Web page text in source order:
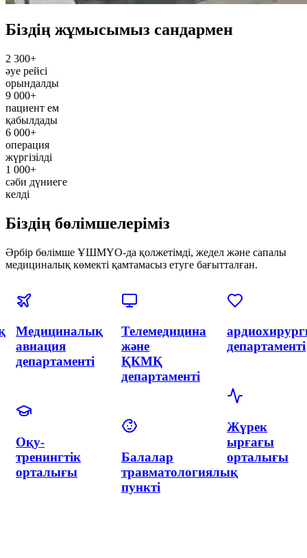
Біздің жұмысымыз сандармен
2 300+
әуе рейсі
орындалды
9 000+
пациент ем
қабылдады
6 000+
операция
жүргізілді
1 000+
сәби дүниеге
келді
Біздің бөлімшелеріміз
Әрбір бөлімше ҰШМҮО-да қолжетімді, жедел және сапалы
медициналық көмекті қамтамасыз етуге бағытталған.
Эндоваскулярлық
хирургия
және
департаменті
Акушерлік
және
гинекология
орталығы
Гинекология
департаменті
Акушерлік
департаменті
департаменті